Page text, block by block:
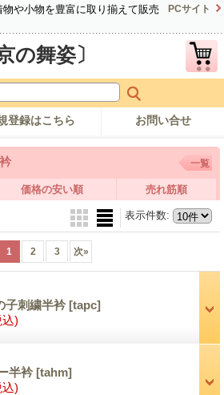
や小物を豊富に取り揃えて販売
PCサイト
の舞姿〕
登録はこちら お問い合せ
一覧
価格の安い順 売れ筋順
表示件数:
1 2 3 次»
子刺繍半衿[tapc]
込)
半衿[tahm]
込)